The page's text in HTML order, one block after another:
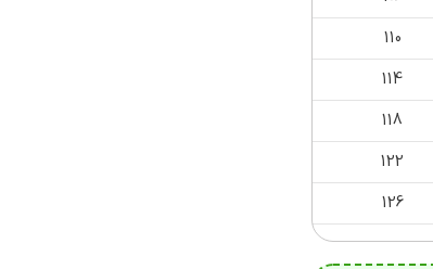
110
114
118
122
126